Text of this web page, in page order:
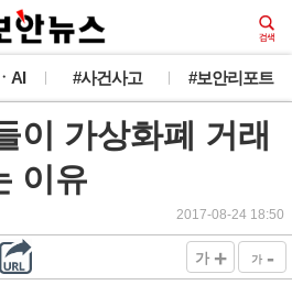
AI #사건사고 #보안리포트
이 가상화폐 거래
이유
2017-08-24 18:50
가 + 가 -